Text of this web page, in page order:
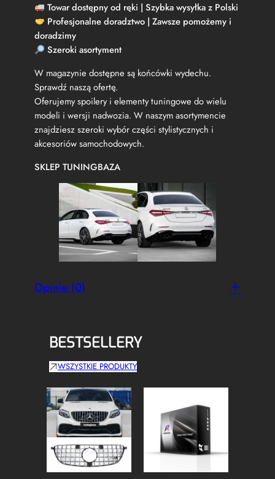
Towar dostępny od ręki | Szybka wysyłka z Polski
Profesjonalne doradztwo | Zawsze pomożemy i
doradzimy
Szeroki asortyment
W magazynie dostępne są końcówki wydechu.
Sprawdź naszą ofertę.
Oferujemy spoilery i elementy tuningowe do wielu
modeli i wersji nadwozia. W naszym asortymencie
znajdziesz szeroki wybór części stylistycznych i
akcesoriów samochodowych.
SKLEP TUNINGBAZA
Opinie (0)
BESTSELLERY
WSZYSTKIE PRODUKTY